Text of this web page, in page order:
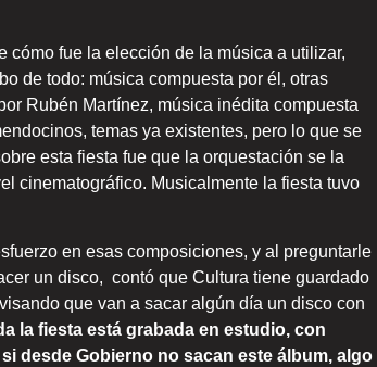
cómo fue la elección de la música a utilizar,
de todo: música compuesta por él, otras
Rubén Martínez, música inédita compuesta
temas ya existentes, pero lo que se
esta fiesta fue que la orquestación se la
cinematográfico. Musicalmente la fiesta tuvo
en esas composiciones, y al preguntarle
un disco, contó que Cultura tiene guardado
que van a sacar algún día un disco con
la fiesta está grabada en estudio, con
desde Gobierno no sacan este álbum, algo